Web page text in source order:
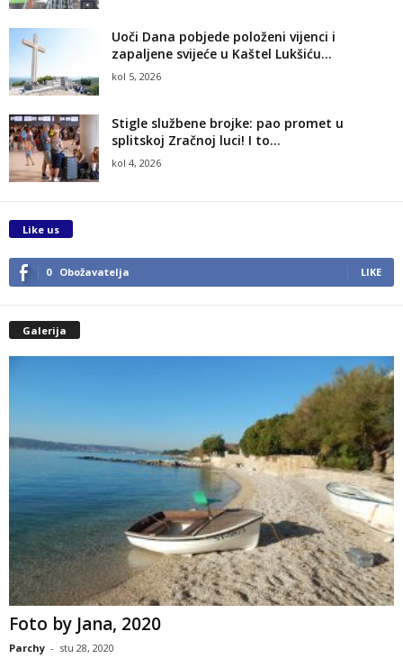
Uoči Dana pobjede položeni vijenci i
zapaljene svijeće u Kaštel Lukšiću...
kol 5, 2026
Stigle službene brojke: pao promet u
splitskoj Zračnoj luci! I to...
kol 4, 2026
Like us
0 Obožavatelja LIKE
Galerija
Foto by Jana, 2020
Parchy - stu 28, 2020